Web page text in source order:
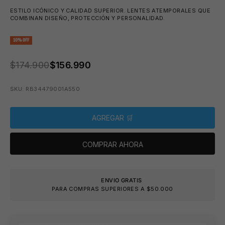
ESTILO ICÓNICO Y CALIDAD SUPERIOR. LENTES ATEMPORALES QUE
COMBINAN DISEÑO, PROTECCIÓN Y PERSONALIDAD.
10% OFF
PRECIO ANTERIOR:
$174.900$156.990
SKU: RB34479001A550
AGREGAR 🛒
COMPRAR AHORA
ENVIO GRATIS
PARA COMPRAS SUPERIORES A $50.000
⛱️